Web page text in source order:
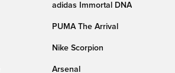
adidas Immortal DNA
PUMA The Arrival
Nike Scorpion
Arsenal